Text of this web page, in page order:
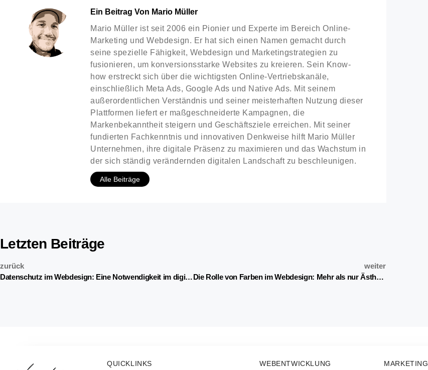
Ein Beitrag Von Mario Müller
Mario Müller ist seit 2006 ein Pionier und Experte im Bereich Online-
Marketing und Webdesign. Er hat sich einen Namen gemacht durch
seine spezielle Fähigkeit, Webdesign und Marketingstrategien zu
fusionieren, um konversionsstarke Websites zu kreieren. Sein Know-
how erstreckt sich über die wichtigsten Online-Vertriebskanäle,
einschließlich Meta Ads, Google Ads und Native Ads. Mit seinem
außerordentlichen Verständnis und seiner meisterhaften Nutzung dieser
Plattformen liefert er maßgeschneiderte Kampagnen, die
Markenbekanntheit steigern und Geschäftsziele erreichen. Mit seiner
fundierten Fachkenntnis und innovativen Denkweise hilft Mario Müller
Unternehmen, ihre digitale Präsenz zu maximieren und das Wachstum in
der sich ständig verändernden digitalen Landschaft zu beschleunigen.
Alle Beiträge
Letzten Beiträge
zurück
Datenschutz im Webdesign: Eine Notwendigkeit im digitalen Zeitalter
weiter
Die Rolle von Farben im Webdesign: Mehr als nur Ästhetik
QUICKLINKS WEBENTWICKLUNG MARKETING